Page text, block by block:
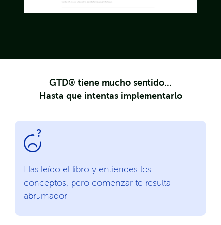
GTD® tiene mucho sentido...
Hasta que intentas implementarlo
Has leído el libro y entiendes los
conceptos, pero comenzar te resulta
abrumador